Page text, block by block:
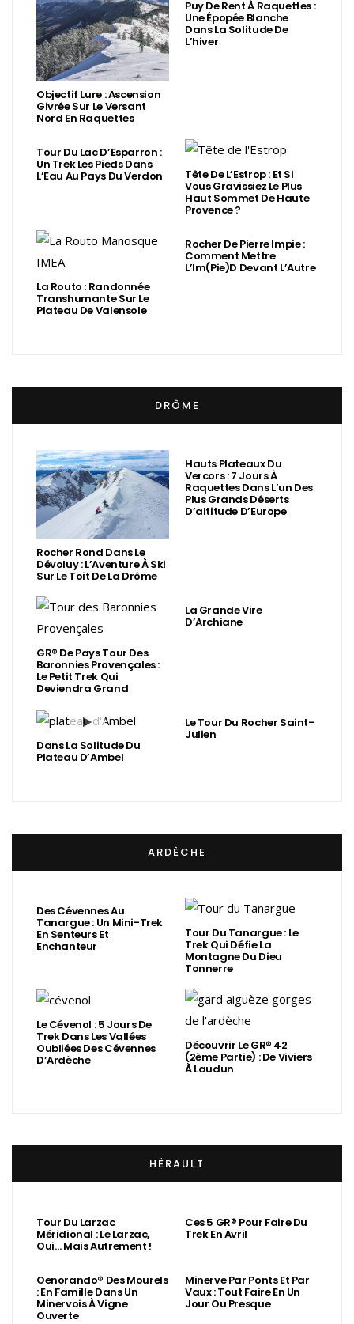
Objectif Lure : Ascension
Givrée Sur Le Versant
Nord En Raquettes
Puy De Rent À Raquettes :
Une Épopée Blanche
Dans La Solitude De
L’hiver
Tour Du Lac D’Esparron :
Un Trek Les Pieds Dans
L’Eau Au Pays Du Verdon Tête De L’Estrop : Et Si
Vous Gravissiez Le Plus
Haut Sommet De Haute
Provence ?
La Routo : Randonnée
Transhumante Sur Le
Plateau De Valensole
Rocher De Pierre Impie :
Comment Mettre
L’Im(Pie)d Devant L’Autre
DRÔME
Rocher Rond Dans Le
Dévoluy : L’Aventure À Ski
Sur Le Toit De La Drôme
Hauts Plateaux Du
Vercors : 7 Jours À
Raquettes Dans L’un Des
Plus Grands Déserts
D’altitude D’Europe
GR® De Pays Tour Des
Baronnies Provençales :
Le Petit Trek Qui
Deviendra Grand
La Grande Vire
D’Archiane
Dans La Solitude Du
Plateau D’Ambel
Le Tour Du Rocher Saint-
Julien
ARDÈCHE
Des Cévennes Au
Tanargue : Un Mini-Trek
En Senteurs Et
Enchanteur
Tour Du Tanargue : Le
Trek Qui Défie La
Montagne Du Dieu
Tonnerre
Le Cévenol : 5 Jours De
Trek Dans Les Vallées
Oubliées Des Cévennes
D’Ardèche
Découvrir Le GR® 42
(2ème Partie) : De Viviers
À Laudun
HÉRAULT
Tour Du Larzac
Méridional : Le Larzac,
Oui… Mais Autrement !
Ces 5 GR® Pour Faire Du
Trek En Avril
Oenorando® Des Mourels
: En Famille Dans Un
Minervois À Vigne
Ouverte
Minerve Par Ponts Et Par
Vaux : Tout Faire En Un
Jour Ou Presque